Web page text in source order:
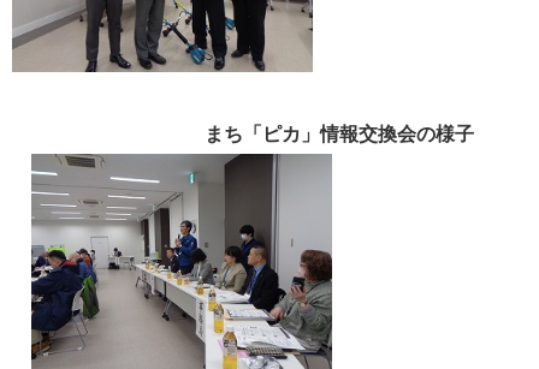
まち「ピカ」情報交換会の様子